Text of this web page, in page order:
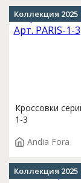
Кроссовки
1-3
Andia Fora
Коллекция 2025
Коллекция 2025